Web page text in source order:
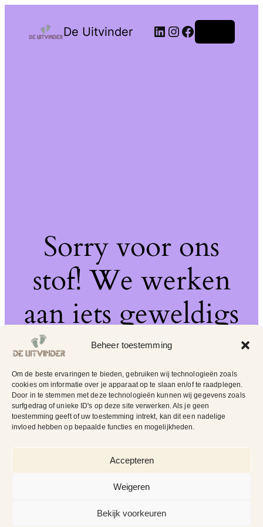
Beheer toestemming
Om de beste ervaringen te bieden, gebruiken wij technologieën zoals
cookies om informatie over je apparaat op te slaan en/of te raadplegen.
Door in te stemmen met deze technologieën kunnen wij gegevens zoals
surfgedrag of unieke ID's op deze site verwerken. Als je geen
toestemming geeft of uw toestemming intrekt, kan dit een nadelige
invloed hebben op bepaalde functies en mogelijkheden.
Accepteren
Weigeren
Bekijk voorkeuren
De Uitvinder
Sorry voor ons
stof! We werken
aan iets geweldigs
– kom snel terug!